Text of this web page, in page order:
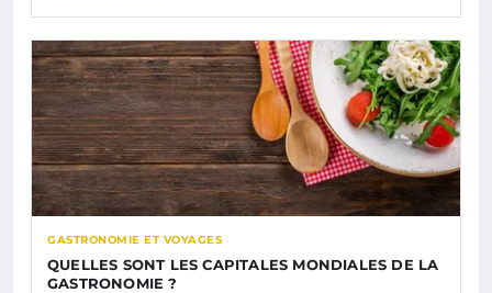
GASTRONOMIE ET VOYAGES
QUELLES SONT LES CAPITALES MONDIALES DE LA
GASTRONOMIE ?